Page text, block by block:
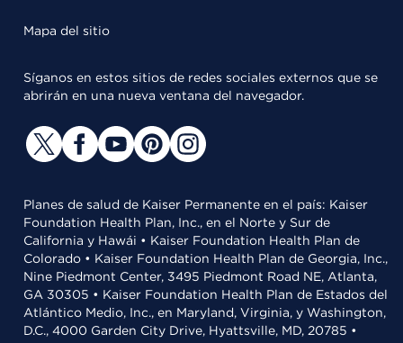
Mapa del sitio
Síganos en estos sitios de redes sociales externos que se
abrirán en una nueva ventana del navegador.
Planes de salud de Kaiser Permanente en el país: Kaiser
Foundation Health Plan, Inc., en el Norte y Sur de
California y Hawái • Kaiser Foundation Health Plan de
Colorado • Kaiser Foundation Health Plan de Georgia, Inc.,
Nine Piedmont Center, 3495 Piedmont Road NE, Atlanta,
GA 30305 • Kaiser Foundation Health Plan de Estados del
Atlántico Medio, Inc., en Maryland, Virginia, y Washington,
D.C., 4000 Garden City Drive, Hyattsville, MD, 20785 •